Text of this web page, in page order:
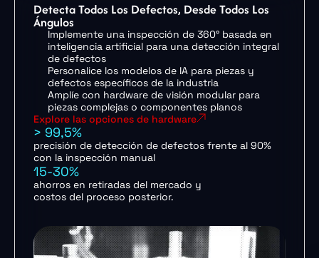
Detecta Todos Los Defectos, Desde Todos Los
Ángulos
Implemente una inspección de 360° basada en
inteligencia artificial para una detección integral
de defectos
Personalice los modelos de IA para piezas y
defectos específicos de la industria
Amplíe con hardware de visión modular para
piezas complejas o componentes planos
Explore las opciones de hardware
> 99,5%
precisión de detección de defectos frente al 90%
con la inspección manual
15-30%
ahorros en retiradas del mercado y
costos del proceso posterior.